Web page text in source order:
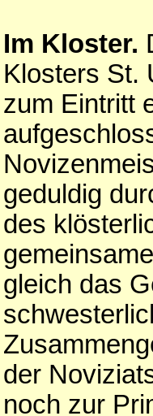
Im Kloster.
Klosters St.
zum Eintritt
geduldig
des
gleich das
der
noch zur